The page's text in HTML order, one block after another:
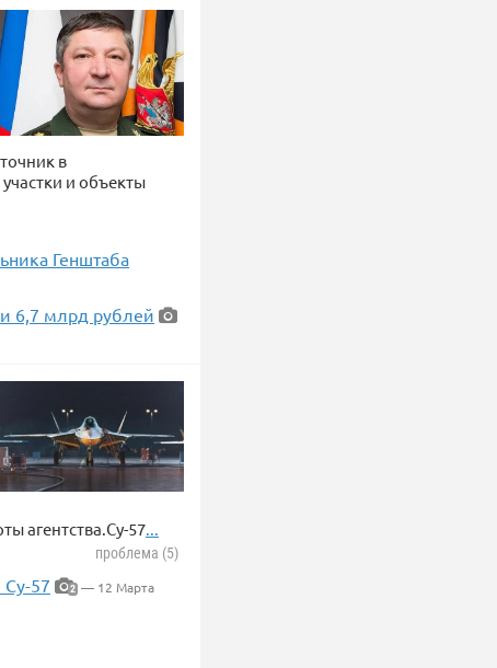
в
и объекты
Генштаба
6,7 млрд рублей
агентства.Су-57...
проблема (5)
57 2 — 12 Марта